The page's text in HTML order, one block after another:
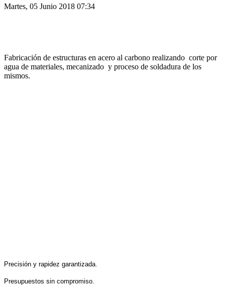
Martes, 05 Junio 2018 07:34
Fabricación de estructuras en acero al carbono realizando corte por
agua de materiales, mecanizado y proceso de soldadura de los
mismos.
Precisión y rapidez garantizada.
Presupuestos sin compromiso.